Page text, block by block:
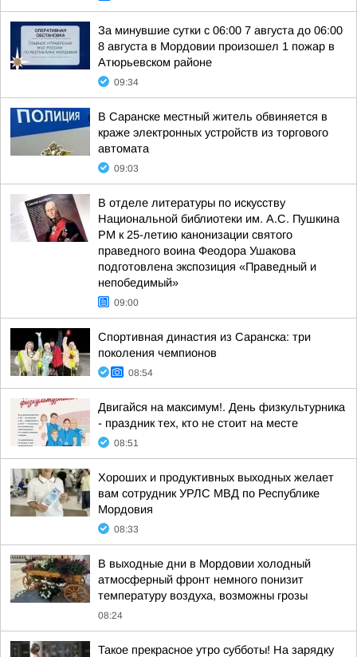
За минувшие сутки с 06:00 7 августа до 06:00
8 августа в Мордовии произошел 1 пожар в
Атюрьевском районе
09:34
В Саранске местный житель обвиняется в
краже электронных устройств из торгового
автомата
09:03
В отделе литературы по искусству
Национальной библиотеки им. А.С. Пушкина
РМ к 25-летию канонизации святого
праведного воина Феодора Ушакова
подготовлена экспозиция «Праведный и
непобедимый»
09:00
Спортивная династия из Саранска: три
поколения чемпионов
08:54
Двигайся на максимум!. День физкультурника
- праздник тех, кто не стоит на месте
08:51
Хороших и продуктивных выходных желает
вам сотрудник УРЛС МВД по Республике
Мордовия
08:33
В выходные дни в Мордовии холодный
атмосферный фронт немного понизит
температуру воздуха, возможны грозы
08:24
Такое прекрасное утро субботы! На зарядку